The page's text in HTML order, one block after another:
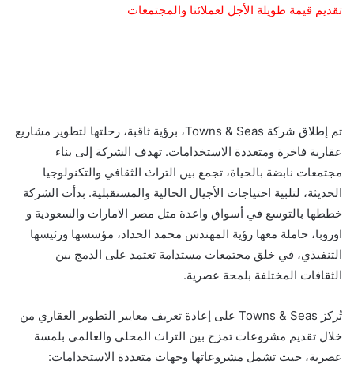
تقديم قيمة طويلة الأجل لعملائنا والمجتمعات
تم إطلاق شركة Towns & Seas، برؤية ثاقبة، رحلتها لتطوير مشاريع
عقارية فاخرة ومتعددة الاستخدامات. تهدف الشركة إلى بناء
مجتمعات نابضة بالحياة، تجمع بين التراث الثقافي والتكنولوجيا
الحديثة، لتلبية احتياجات الأجيال الحالية والمستقبلية. بدأت الشركة
خططها بالتوسع في أسواق واعدة مثل مصر الامارات والسعودية و
اوروبا، حاملة معها رؤية المهندس محمد الحداد، مؤسسها ورئيسها
التنفيذي، في خلق مجتمعات مستدامة تعتمد على الدمج بين
الثقافات المختلفة بلمحة عصرية.
تُركز Towns & Seas على إعادة تعريف معايير التطوير العقاري من
خلال تقديم مشروعات تمزج بين التراث المحلي والعالمي بلمسة
عصرية، حيث تشمل مشروعاتها وجهات متعددة الاستخدامات: